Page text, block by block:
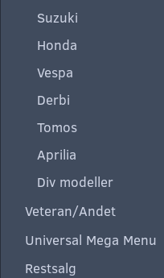
Suzuki
Honda
Vespa
Derbi
Tomos
Aprilia
Div modeller
Veteran/Andet
Universal Mega Menu
Restsalg